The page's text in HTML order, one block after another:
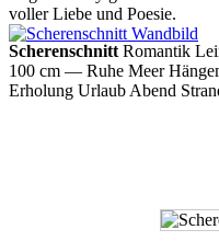
voller Liebe und Poesie.
Scherenschnitt Romantik
100 cm — Ruhe Meer
Erholung Urlaub Abend